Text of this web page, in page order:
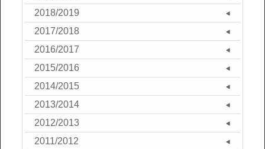
2018/2019
2017/2018
2016/2017
2015/2016
2014/2015
2013/2014
2012/2013
2011/2012